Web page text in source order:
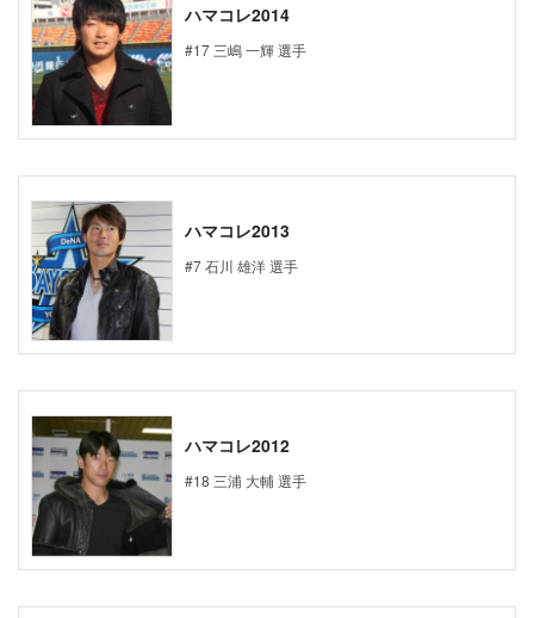
ハマコレ2014
#17 三嶋 一輝 選手
ハマコレ2013
#7 石川 雄洋 選手
ハマコレ2012
#18 三浦 大輔 選手